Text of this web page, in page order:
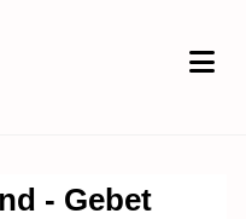
- Gebet